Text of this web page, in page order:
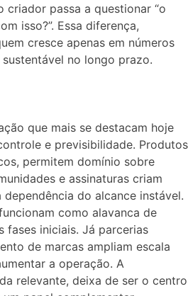
criador passa a questionar “o
isso?”. Essa diferença,
cresce apenas em números
no longo prazo.
que mais se destacam hoje
e previsibilidade. Produtos
permitem domínio sobre
e assinaturas criam
do alcance instável.
como alavanca de
fases iniciais. Já parcerias
de marcas ampliam escala
a operação. A
relevante, deixa de ser o centro